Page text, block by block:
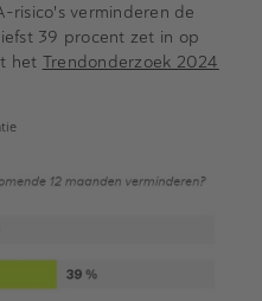
risico's verminderen de
39 procent zet in op
het Trendonderzoek 2024